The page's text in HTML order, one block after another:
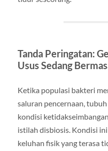
Tanda Peringatan:
Usus Sedang
Ketika populasi bakteri
saluran pencernaan,
kondisi
istilah disbiosis. Kondisi
keluhan fisik yang terasa